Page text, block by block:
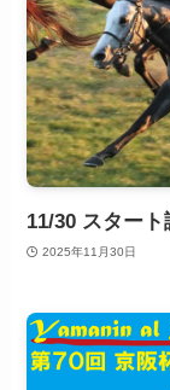
11/30 スタート
2025年11月30日